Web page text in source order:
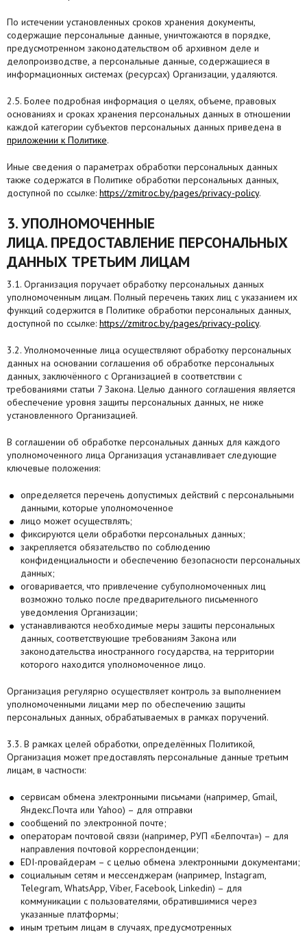
По истечении установленных сроков хранения документы,
содержащие персональные данные, уничтожаются в порядке,
предусмотренном законодательством об архивном деле и
делопроизводстве, а персональные данные, содержащиеся в
информационных системах (ресурсах) Организации, удаляются.
2.5. Более подробная информация о целях, объеме, правовых
основаниях и сроках хранения персональных данных в отношении
каждой категории субъектов персональных данных приведена в
приложении к Политике.
Иные сведения о параметрах обработки персональных данных
также содержатся в Политике обработки персональных данных,
доступной по ссылке: https://zmitroc.by/pages/privacy-policy.
3. УПОЛНОМОЧЕННЫЕ
ЛИЦА. ПРЕДОСТАВЛЕНИЕ ПЕРСОНАЛЬНЫХ
ДАННЫХ ТРЕТЬИМ ЛИЦАМ
3.1. Организация поручает обработку персональных данных
уполномоченным лицам. Полный перечень таких лиц с указанием их
функций содержится в Политике обработки персональных данных,
доступной по ссылке: https://zmitroc.by/pages/privacy-policy.
3.2. Уполномоченные лица осуществляют обработку персональных
данных на основании соглашения об обработке персональных
данных, заключённого с Организацией в соответствии с
требованиями статьи 7 Закона. Целью данного соглашения является
обеспечение уровня защиты персональных данных, не ниже
установленного Организацией.
В соглашении об обработке персональных данных для каждого
уполномоченного лица Организация устанавливает следующие
ключевые положения:
определяется перечень допустимых действий с персональными
данными, которые уполномоченное
лицо может осуществлять;
фиксируются цели обработки персональных данных;
закрепляется обязательство по соблюдению
конфиденциальности и обеспечению безопасности персональных
данных;
оговаривается, что привлечение субуполномоченных лиц
возможно только после предварительного письменного
уведомления Организации;
устанавливаются необходимые меры защиты персональных
данных, соответствующие требованиям Закона или
законодательства иностранного государства, на территории
которого находится уполномоченное лицо.
Организация регулярно осуществляет контроль за выполнением
уполномоченными лицами мер по обеспечению защиты
персональных данных, обрабатываемых в рамках поручений.
3.3. В рамках целей обработки, определённых Политикой,
Организация может предоставлять персональные данные третьим
лицам, в частности:
сервисам обмена электронными письмами (например, Gmail,
Яндекс.Почта или Yahoo) – для отправки
сообщений по электронной почте;
операторам почтовой связи (например, РУП «Белпочта») – для
направления почтовой корреспонденции;
EDI-провайдерам – с целью обмена электронными документами;
социальным сетям и мессенджерам (например, Instagram,
Теlegram, WhatsApp, Viber, Facebook, Linkedin) – для
коммуникации с пользователями, обратившимися через
указанные платформы;
иным третьим лицам в случаях, предусмотренных